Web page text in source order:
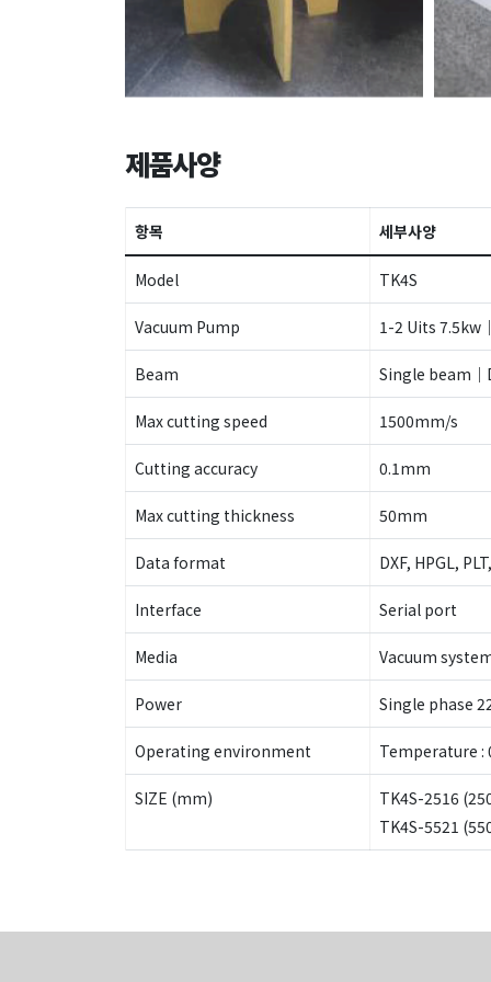
제품사양
항목 세부사양
Model TK4S
Vacuum Pump 1-2 Uits 7.5kw
Beam Single beam
Max cutting speed 1500mm/s
Cutting accuracy 0.1mm
Max cutting thickness 50mm
Data format DXF, HPGL,
Interface Serial port
Media Vacuum
Power Single phase
Operating environment Temperature :
SIZE (mm)
TK4S-2516
TK4S-5521